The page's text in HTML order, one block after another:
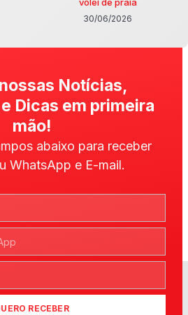
vôlei de praia
30/06/2026
Notícias,
Dicas em primeira
mão!
abaixo para receber
WhatsApp e E-mail.
RECEBER